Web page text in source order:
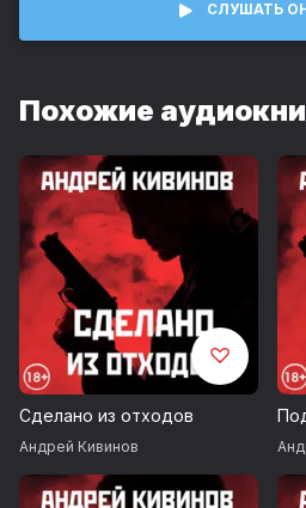
СЛУШАТЬ
Похожие
Сделано из отходов
Андрей Кивинов